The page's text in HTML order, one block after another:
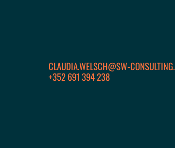
CLAUDIA.WELSCH@SW-
+352 691 394 238